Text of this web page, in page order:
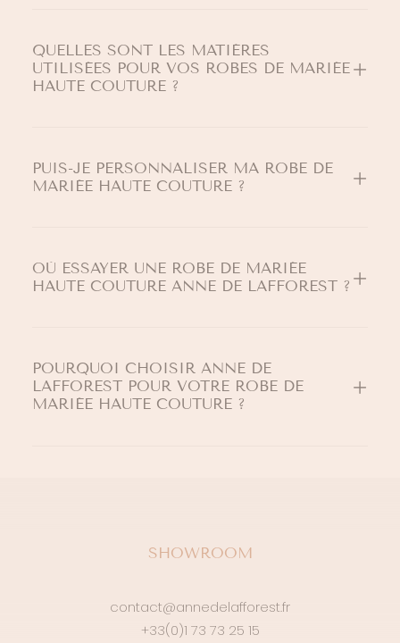
QUELLES SONT LES MATIÈRES
UTILISÉES POUR VOS ROBES DE MARIÉE
HAUTE COUTURE ?
PUIS-JE PERSONNALISER MA ROBE DE
MARIÉE HAUTE COUTURE ?
OÙ ESSAYER UNE ROBE DE MARIÉE
HAUTE COUTURE ANNE DE LAFFOREST ?
POURQUOI CHOISIR ANNE DE
LAFFOREST POUR VOTRE ROBE DE
MARIÉE HAUTE COUTURE ?
SHOWROOM
contact@annedelafforest.fr
+33(0)1 73 73 25 15